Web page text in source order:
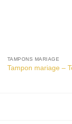
TAMPONS MARIAGE
Tampon mariage –